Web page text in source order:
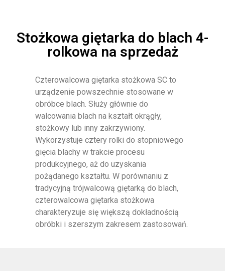
Stożkowa giętarka do blach 4-
rolkowa na sprzedaż
Czterowalcowa giętarka stożkowa SC to
urządzenie powszechnie stosowane w
obróbce blach. Służy głównie do
walcowania blach na kształt okrągły,
stożkowy lub inny zakrzywiony.
Wykorzystuje cztery rolki do stopniowego
gięcia blachy w trakcie procesu
produkcyjnego, aż do uzyskania
pożądanego kształtu. W porównaniu z
tradycyjną trójwalcową giętarką do blach,
czterowalcowa giętarka stożkowa
charakteryzuje się większą dokładnością
obróbki i szerszym zakresem zastosowań.